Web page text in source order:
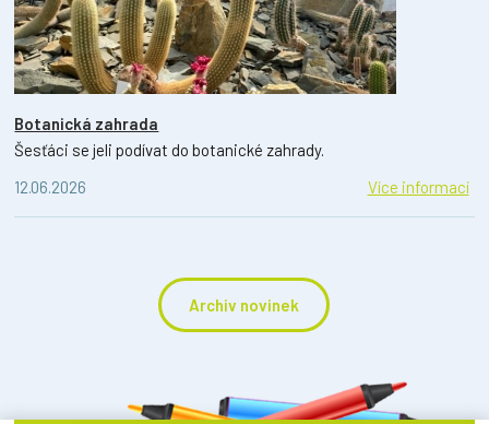
Botanická zahrada
Šesťáci se jeli podívat do botanické zahrady.
12.06.2026
Více informací
Archiv novinek